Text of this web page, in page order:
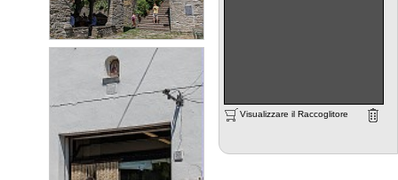
Visualizzare il Raccoglitore